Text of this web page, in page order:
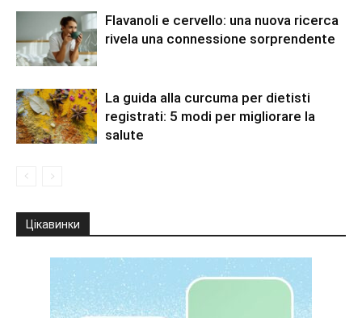
Flavanoli e cervello: una nuova ricerca
rivela una connessione sorprendente
La guida alla curcuma per dietisti
registrati: 5 modi per migliorare la
salute
Цікавинки